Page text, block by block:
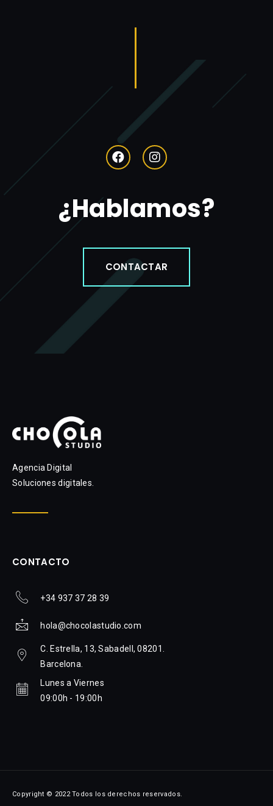
¿Hablamos?
CONTACTAR
Agencia Digital
Soluciones digitales.
CONTACTO
+34 937 37 28 39
hola@chocolastudio.com
C. Estrella, 13, Sabadell, 08201.
Barcelona.
Lunes a Viernes
09:00h - 19:00h
Copyright © 2022 Todos los derechos reservados.